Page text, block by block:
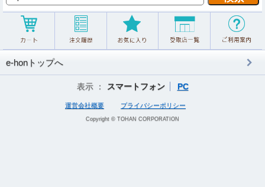
e-honトップへ
表示 ： スマートフォン PC
運営会社概要 プライバシーポリシー
Copyright © TOHAN CORPORATION